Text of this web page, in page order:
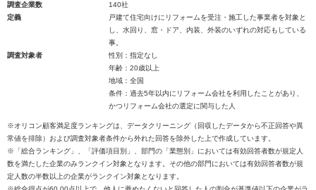
調査企業数
140社
定義
戸建て住宅向けにリフォームを受注・施工した事業者を対象と
し、水回り、窓・ドア、内装、外装のいずれの対応もしている
事。
調査対象者
性別：指定なし
年齢：20歳以上
地域：全国
条件：過去5年以内にリフォーム会社を利用したことがあり、
かつリフォーム会社の選定に関与した人
※オリコン顧客満足度ランキングは、データクリーニング（回収したデータから不正回答や異
常値を排除）および調査対象者条件から外れた回答を除外した上で作成しています。
※「総合ランキング」、「評価項目別」、部門の「業態別」においては有効回答者数が規定人
数を満たした企業のみランクイン対象となります。その他の部門においては有効回答者数が規
定人数の半数以上の企業がランクイン対象となります。